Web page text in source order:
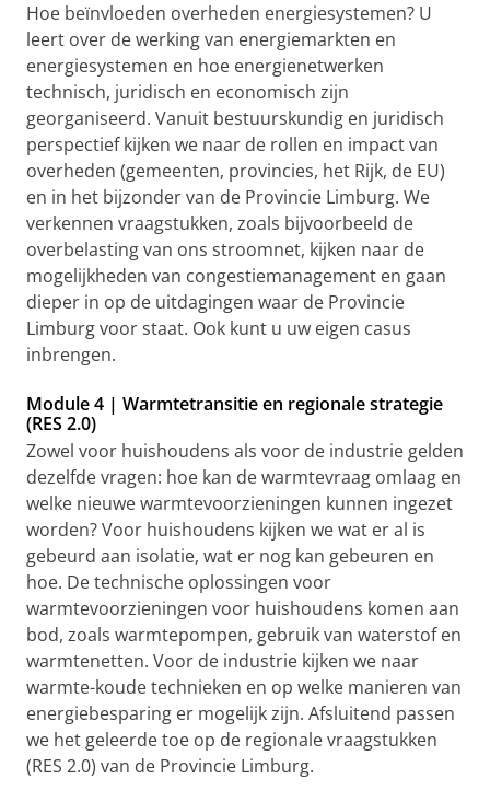
Hoe beïnvloeden overheden energiesystemen? U
leert over de werking van energiemarkten en
energiesystemen en hoe energienetwerken
technisch, juridisch en economisch zijn
georganiseerd. Vanuit bestuurskundig en juridisch
perspectief kijken we naar de rollen en impact van
overheden (gemeenten, provincies, het Rijk, de EU)
en in het bijzonder van de Provincie Limburg. We
verkennen vraagstukken, zoals bijvoorbeeld de
overbelasting van ons stroomnet, kijken naar de
mogelijkheden van congestiemanagement en gaan
dieper in op de uitdagingen waar de Provincie
Limburg voor staat. Ook kunt u uw eigen casus
inbrengen.
Module 4 | Warmtetransitie en regionale strategie
(RES 2.0)
Zowel voor huishoudens als voor de industrie gelden
dezelfde vragen: hoe kan de warmtevraag omlaag en
welke nieuwe warmtevoorzieningen kunnen ingezet
worden? Voor huishoudens kijken we wat er al is
gebeurd aan isolatie, wat er nog kan gebeuren en
hoe. De technische oplossingen voor
warmtevoorzieningen voor huishoudens komen aan
bod, zoals warmtepompen, gebruik van waterstof en
warmtenetten. Voor de industrie kijken we naar
warmte-koude technieken en op welke manieren van
energiebesparing er mogelijk zijn. Afsluitend passen
we het geleerde toe op de regionale vraagstukken
(RES 2.0) van de Provincie Limburg.